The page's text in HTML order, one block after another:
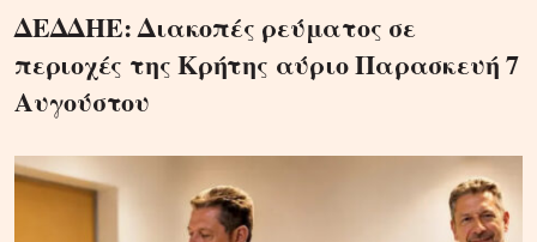
ΔΕΔΔΗΕ: Διακοπές ρεύματος σε
περιοχές της Κρήτης αύριο Παρασκευή 7
Αυγούστου